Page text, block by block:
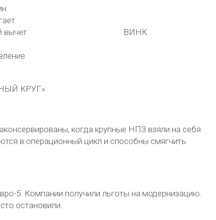
вычет
ВИНК
КРУГ»
когда крупные НПЗ взяли на себя
в операционный цикл и способны смягчить
5. Компании получили льготы на модернизацию.
остановили.